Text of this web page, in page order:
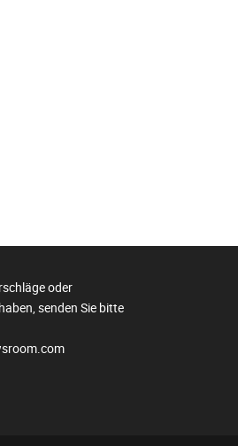
oder
senden Sie bitte